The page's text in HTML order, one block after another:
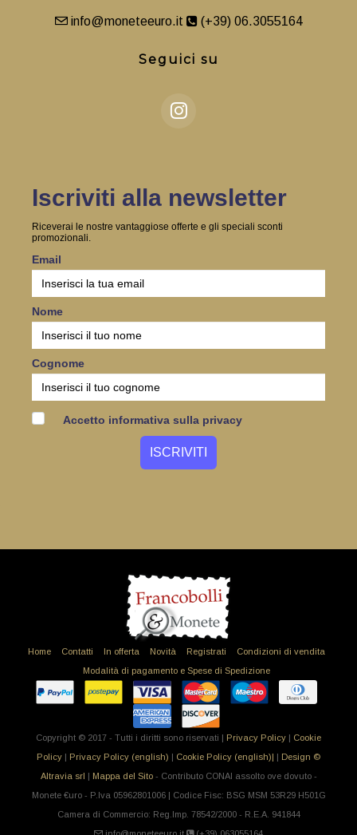
info@moneteeuro.it (+39) 06.3055164
Seguici su
Iscriviti alla newsletter
Riceverai le nostre vantaggiose offerte e gli speciali sconti
promozionali.
Email
Nome
Cognome
Accetto informativa sulla privacy
Home Contatti In offerta Novità Registrati
Condizioni di vendita
Modalità di pagamento e Spese di Spedizione
Copyright © 2017 - Tutti i diritti sono riservati | Privacy Policy | Cookie
Policy | Privacy Policy (english) | Cookie Policy (english)| | Design ©
Altravia srl | Mappa del Sito- Contributo CONAI assolto ove dovuto -
Monete €uro - P.Iva 05962801006 | Codice Fisc: BSG MSM 53R29 H501G
Camera di Commercio: Reg.Imp. 78542/2000 - R.E.A. 941844